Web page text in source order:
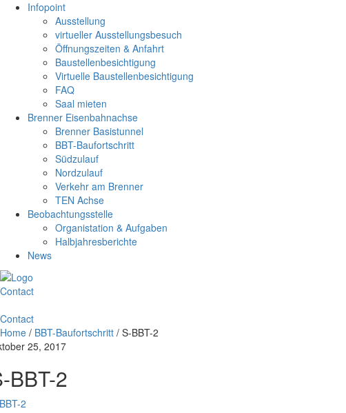
Infopoint
Ausstellung
virtueller Ausstellungsbesuch
Öffnungszeiten & Anfahrt
Baustellenbesichtigung
Virtuelle Baustellenbesichtigung
FAQ
Saal mieten
Brenner Eisenbahnachse
Brenner Basistunnel
BBT-Baufortschritt
Südzulauf
Nordzulauf
Verkehr am Brenner
TEN Achse
Beobachtungsstelle
Organistation & Aufgaben
Halbjahresberichte
News
Contact
Contact
Home / BBT-Baufortschritt / S-BBT-2
25, 2017
BBT-2
2